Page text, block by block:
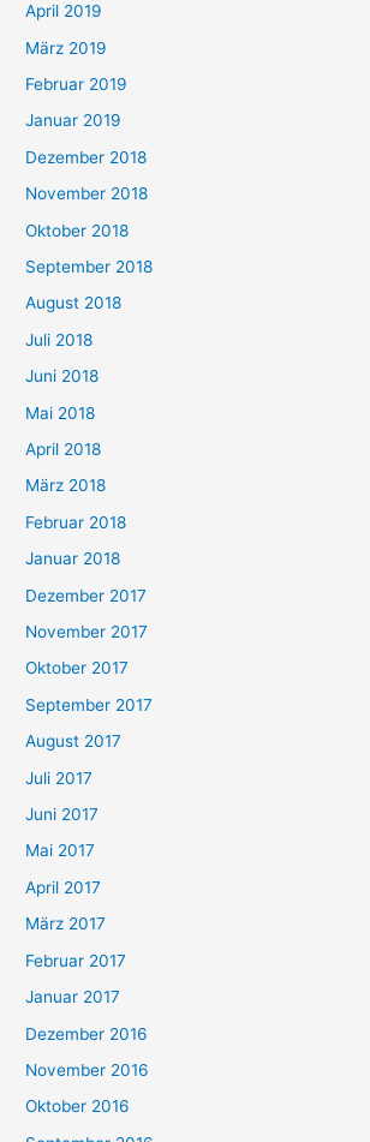
April 2019
März 2019
Februar 2019
Januar 2019
Dezember 2018
November 2018
Oktober 2018
September 2018
August 2018
Juli 2018
Juni 2018
Mai 2018
April 2018
März 2018
Februar 2018
Januar 2018
Dezember 2017
November 2017
Oktober 2017
September 2017
August 2017
Juli 2017
Juni 2017
Mai 2017
April 2017
März 2017
Februar 2017
Januar 2017
Dezember 2016
November 2016
Oktober 2016